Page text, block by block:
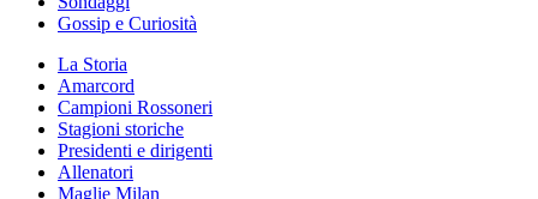
Gossip e Curiosità
La Storia
Amarcord
Campioni Rossoneri
Stagioni storiche
Presidenti e dirigenti
Allenatori
Maglie Milan